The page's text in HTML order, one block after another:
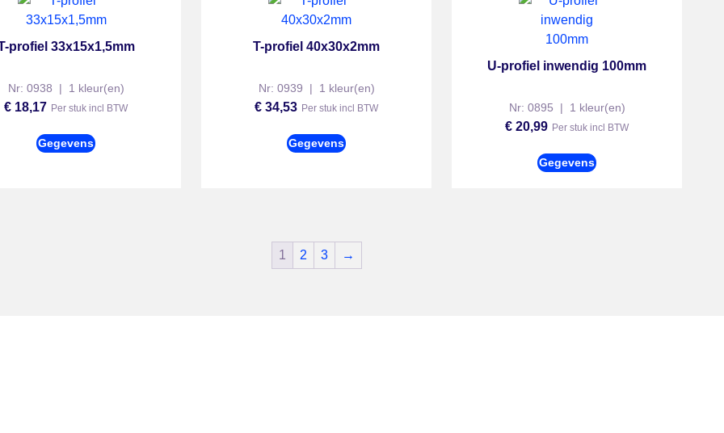
profiel 33x15x1,5mm
Nr: 0938 | 1 kleur(en)
€ 18,17 Per stuk incl BTW
Gegevens
T-profiel 40x30x2mm
Nr: 0939 | 1 kleur(en)
€ 34,53 Per stuk incl BTW
Gegevens
U-profiel inwendig 100mm
Nr: 0895 | 1 kleur(en)
€ 20,99 Per stuk incl BTW
Gegevens
1 2 3 →